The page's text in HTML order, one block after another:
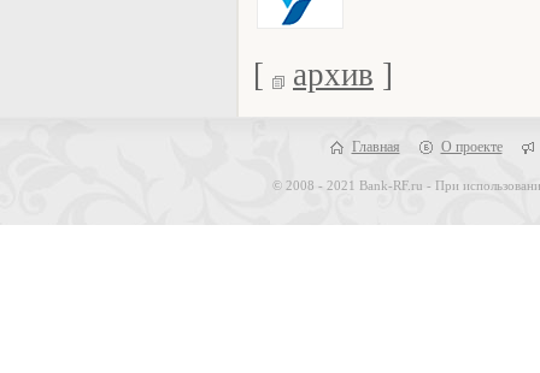
[ архив ]
Главная О проекте
© 2008 - 2021 Bank-RF.ru - При